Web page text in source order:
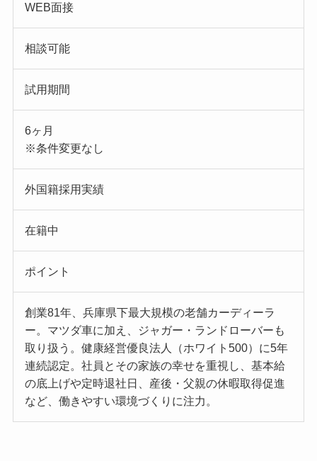
WEB面接
相談可能
試用期間
6ヶ月
※条件変更なし
外国籍採用実績
在籍中
ポイント
創業81年、兵庫県下最大規模の老舗カーディーラ
ー。マツダ車に加え、ジャガー・ランドローバーも
取り扱う。健康経営優良法人（ホワイト500）に5年
連続認定。社員とその家族の幸せを重視し、基本給
の底上げや定時退社日、産後・父親の休暇取得促進
など、働きやすい環境づくりに注力。